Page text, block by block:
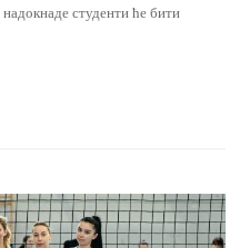
студенти ће бити